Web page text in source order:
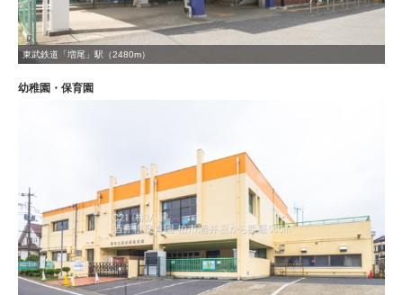
東武鉄道「増尾」駅（2480m）
幼稚園・保育園